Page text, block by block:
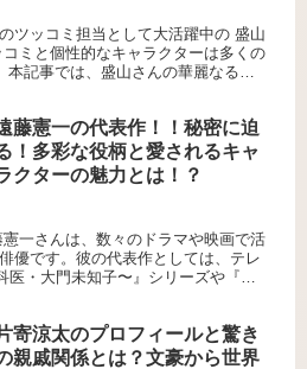
ツッコミ担当として大活躍中の 盛山
ミと個性的なキャラクターは多くの
本記事では、盛山さんの華麗なる経
藤憲一の代表作！！秘密に迫
！多彩な役柄と愛されるキャ
クターの魅力とは！？
一さんは、数々のドラマや映画で活
優です。彼の代表作としては、テレ
医・大門未知子〜』シリーズや『白
寄涼太のプロフィールと驚き
親戚関係とは？文豪から世界